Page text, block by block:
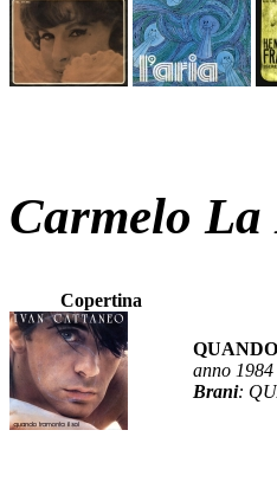
Carmelo
Copertina
anno 1984
Brani: